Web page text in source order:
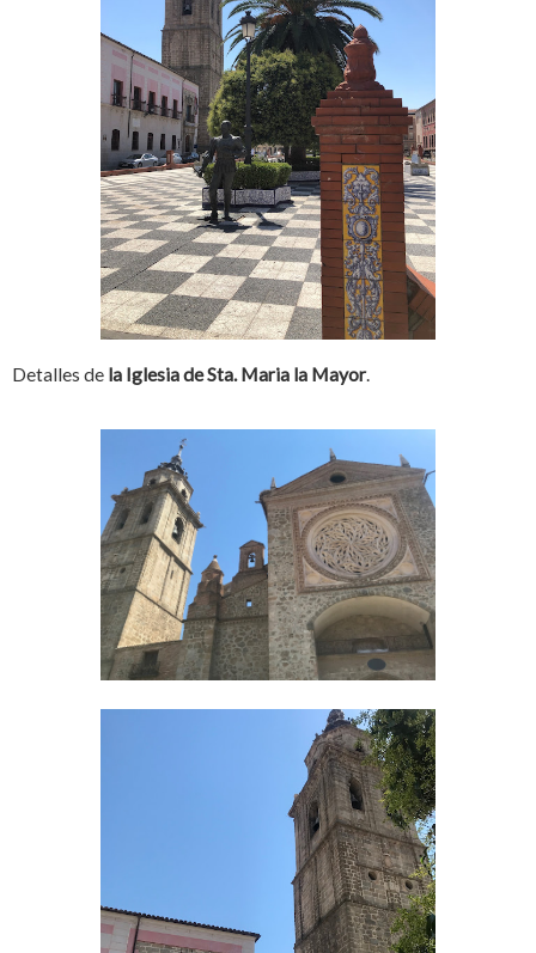
Detalles de la Iglesia de Sta. Maria la Mayor.